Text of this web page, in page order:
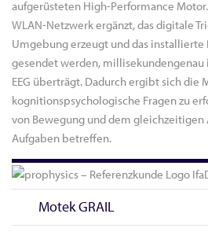
aufgerüsteten High-Performance
WLAN-Netzwerk ergänzt, das digitale
Umgebung erzeugt und das installierte
gesendet werden, millisekundengenau
EEG überträgt. Dadurch ergibt sich die
kognitionspsychologische Fragen zu
von Bewegung und dem
Aufgaben betreffen.
Motek GRAIL